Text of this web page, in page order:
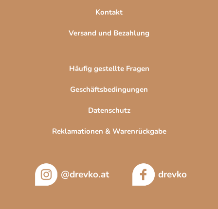
Kontakt
Versand und Bezahlung
Häufig gestellte Fragen
Geschäftsbedingungen
Datenschutz
Reklamationen & Warenrückgabe
@drevko.at drevko